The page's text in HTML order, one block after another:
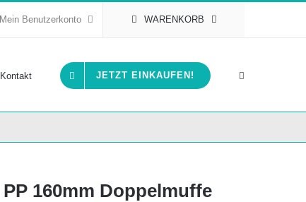
Mein Benutzerkonto WARENKORB
Kontakt JETZT EINKAUFEN!
PP 160mm Doppelmuffe